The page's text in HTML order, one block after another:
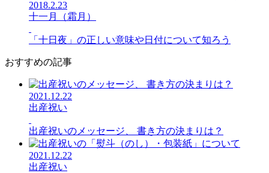
2018.2.23
十一月（霜月）
「十日夜」の正しい意味や日付について知ろう
おすすめの記事
2021.12.22
出産祝い
出産祝いのメッセージ、 書き方の決まりは？
2021.12.22
出産祝い